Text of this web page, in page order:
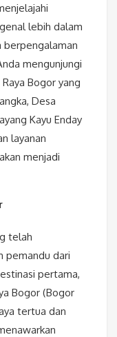
lebih dalam
berpengalaman
mengunjungi
Bogor yang
Desa
Kayu Enday
layanan
menjadi
telah
pemandu dari
pertama,
Bogor (Bogor
tertua dan